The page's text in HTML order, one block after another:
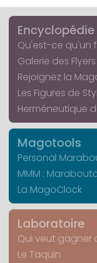
Encyclopédie
Qu'est-ce qu'un
Galerie des Flyers
Rejoignez la
Les Figures de
Herméneutique
Magotools
Personal
MMM :
La MagoClock
Laboratoire
Qui veut gagner
Le Taquin